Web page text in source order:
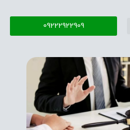
09222922909